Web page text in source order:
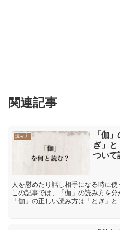
関連記事
読み方
「伽
ぎ」と
ついて
人を慰めたり話し相手になる時に使
この記事では、「伽」の読み方を分
「伽」の正しい読み方は「とぎ」